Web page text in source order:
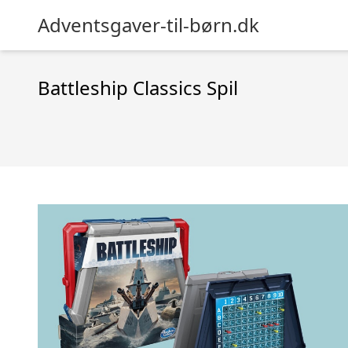
Adventsgaver-til-børn.dk
Battleship Classics Spil